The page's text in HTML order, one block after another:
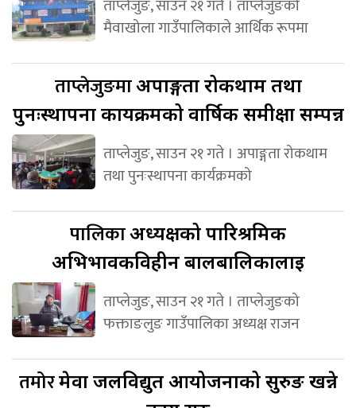
ताप्लेजुङ, साउन २१ गते । ताप्लेजुङको
मैवाखोला गाउँपालिकाले आर्थिक रूपमा
ताप्लेजुङमाअपाङ्गता रोकथाम तथा
पुनःस्थापना कार्यक्रमको वार्षिक समीक्षा सम्पन्न
ताप्लेजुङ, साउन २१ गते । अपाङ्गता रोकथाम
तथा पुनःस्थापना कार्यक्रमको
पालिकाअध्यक्षको पारिश्रमिक
अभिभावकविहीन बालबालिकालाई
ताप्लेजुङ, साउन २१ गते । ताप्लेजुङको
फक्ताङलुङ गाउँपालिका अध्यक्ष राजन
तमोरमेवा जलविद्युत आयोजनाको सुरुङ खन्ने